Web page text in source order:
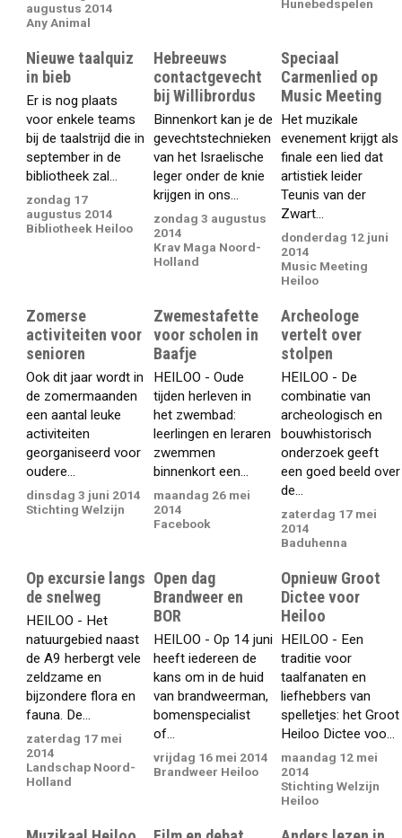
augustus 2014
Any Animal
Hunebedspelen
Nieuwe taalquiz
in bieb
Er is nog plaats
voor enkele teams
bij de taalstrijd die in
september in de
bibliotheek zal...
zondag 17
augustus 2014
Bibliotheek Heiloo
Hebreeuws
contactgevecht
bij Willibrordus
Binnenkort kan je de
gevechtstechnieken
van het Israelische
leger onder de knie
krijgen in ons...
zondag 3 augustus
2014
Krav Maga Noord-
Holland
Speciaal
Carmenlied op
Music Meeting
Het muzikale
evenement krijgt als
finale een lied dat
artistiek leider
Teunis van der
Zwart...
donderdag 12 juni
2014
Music Meeting
Heiloo
Zomerse
activiteiten voor
senioren
Ook dit jaar wordt in
de zomermaanden
een aantal leuke
activiteiten
georganiseerd voor
oudere...
dinsdag 3 juni 2014
Stichting Welzijn
Zwemestafette
voor scholen in
Baafje
HEILOO - Oude
tijden herleven in
het zwembad:
leerlingen en leraren
zwemmen
binnenkort een...
maandag 26 mei
2014
Facebook
Archeologe
vertelt over
stolpen
HEILOO - De
combinatie van
archeologisch en
bouwhistorisch
onderzoek geeft
een goed beeld over
de...
zaterdag 17 mei
2014
Baduhenna
Op excursie langs
de snelweg
HEILOO - Het
natuurgebied naast
de A9 herbergt vele
zeldzame en
bijzondere flora en
fauna. De...
zaterdag 17 mei
2014
Landschap Noord-
Holland
Open dag
Brandweer en
BOR
HEILOO - Op 14 juni
heeft iedereen de
kans om in de huid
van brandweerman,
bomenspecialist
of...
vrijdag 16 mei 2014
Brandweer Heiloo
Opnieuw Groot
Dictee voor
Heiloo
HEILOO - Een
traditie voor
taalfanaten en
liefhebbers van
spelletjes: het Groot
Heiloo Dictee voo...
maandag 12 mei
2014
Stichting Welzijn
Heiloo